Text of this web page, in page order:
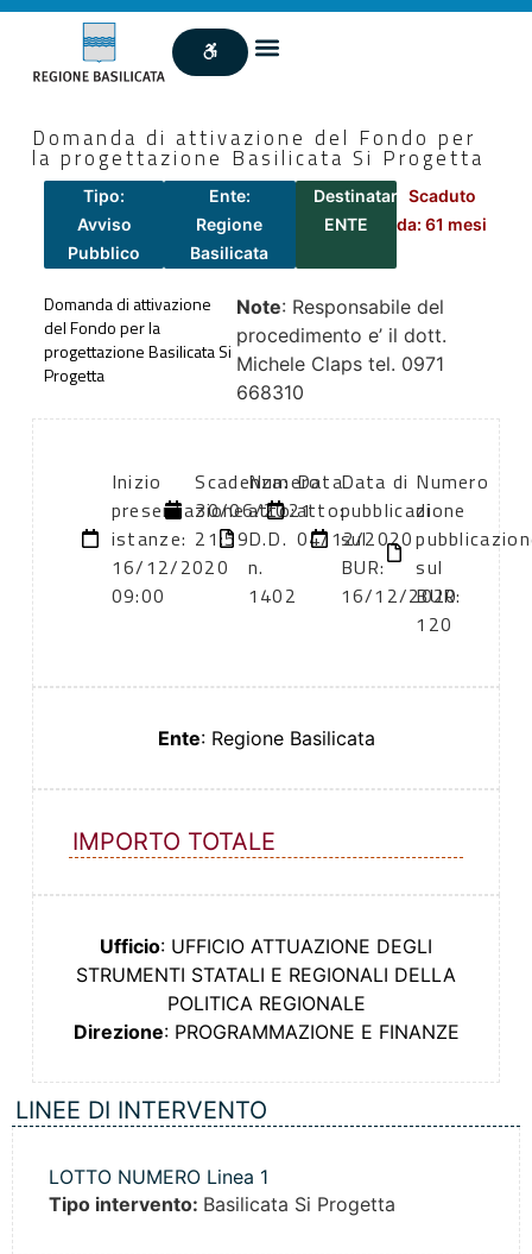
Domanda di attivazione del Fondo per
la progettazione Basilicata Si Progetta
Tipo:
Avviso
Pubblico
Ente:
Regione
Basilicata
Destinatari:
ENTE
Scaduto
da: 61 mesi
Domanda di attivazione
del Fondo per la
progettazione Basilicata Si
Progetta
Note: Responsabile del
procedimento e’ il dott.
Michele Claps tel. 0971
668310
Inizio
presentazione
istanze:
16/12/2020
09:00
Scadenza:
30/06/2021
21:59
Numero
atto:
D.D.
n.
1402
Data
atto:
04/12/2020
Data di
pubblicazione
sul
BUR:
16/12/2020
Numero
di
sul
BUR:
120
Ente: Regione Basilicata
IMPORTO TOTALE
Ufficio: UFFICIO ATTUAZIONE DEGLI
STRUMENTI STATALI E REGIONALI DELLA
POLITICA REGIONALE
Direzione: PROGRAMMAZIONE E FINANZE
LINEE DI INTERVENTO
LOTTO NUMERO Linea 1
Tipo intervento: Basilicata Si Progetta